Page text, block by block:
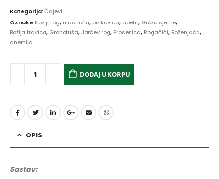
Kategorija:Čajevi
Oznake Koziji rog, masnoća, piskavica, apetit, Grčko sjeme,
Božija travica, Grohotuša,Jarčev rog, Prosenica, Rogačići, Roženjača,
anemija
DODAJ U KORPU
OPIS
Sastav: